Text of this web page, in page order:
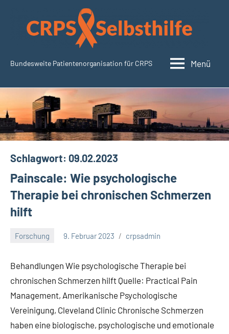
springen
CRPSSelbsthilfe.org
Bundesweite Patientenorganisation für CRPS Menü
Schlagwort: 09.02.2023
Painscale: Wie psychologische
Therapie bei chronischen Schmerzen
hilft
Forschung 9. Februar 2023 crpsadmin
Behandlungen Wie psychologische Therapie bei
chronischen Schmerzen hilft Quelle: Practical Pain
Management, Amerikanische Psychologische
Vereinigung, Cleveland Clinic Chronische Schmerzen
haben eine biologische, psychologische und emotionale